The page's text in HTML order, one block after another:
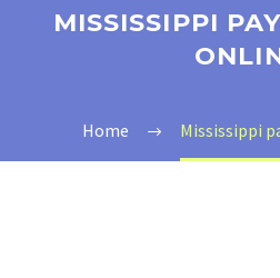
MISSISSIPPI
Home Mississippi